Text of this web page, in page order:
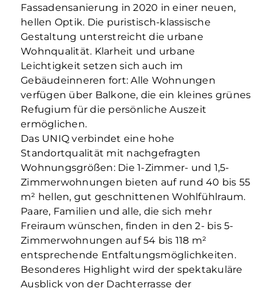
Fassadensanierung in 2020 in einer neuen,
hellen Optik. Die puristisch-klassische
Gestaltung unterstreicht die urbane
Wohnqualität. Klarheit und urbane
Leichtigkeit setzen sich auch im
Gebäudeinneren fort: Alle Wohnungen
verfügen über Balkone, die ein kleines grünes
Refugium für die persönliche Auszeit
ermöglichen.
Das UNIQ verbindet eine hohe
Standortqualität mit nachgefragten
Wohnungsgrößen: Die 1-Zimmer- und 1,5-
Zimmerwohnungen bieten auf rund 40 bis 55
m² hellen, gut geschnittenen Wohlfühlraum.
Paare, Familien und alle, die sich mehr
Freiraum wünschen, finden in den 2- bis 5-
Zimmerwohnungen auf 54 bis 118 m²
entsprechende Entfaltungsmöglichkeiten.
Besonderes Highlight wird der spektakuläre
Ausblick von der Dachterrasse der